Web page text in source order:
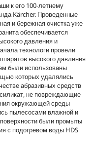
к его 100-летнему
Kärcher. Проведенные
и бережная очистка уже
обеспечивается
давления и
технологи провели
высокого давления
были использованы
которых удалялись
абразивных средств
не повреждающие
окружающей среды
пылесосами влажной и
были промыты
с подогревом воды HDS